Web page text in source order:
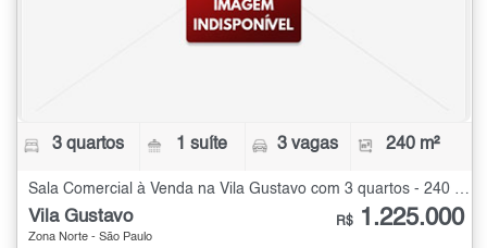
3 quartos 1 suíte 3 vagas 240 m²
Sala Comercial à Venda na Vila Gustavo com 3 quartos - 240 m²
Vila Gustavo
Zona Norte - São Paulo
R$ 1.225.000